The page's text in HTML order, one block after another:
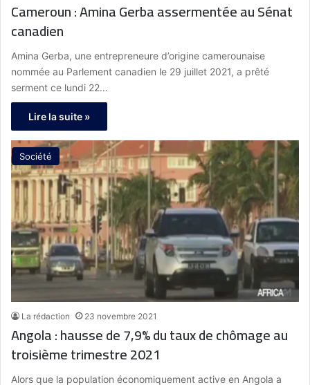
Cameroun : Amina Gerba assermentée au Sénat
canadien
Amina Gerba, une entrepreneure d’origine camerounaise
nommée au Parlement canadien le 29 juillet 2021, a prêté
serment ce lundi 22…
Lire la suite »
Société
La rédaction 23 novembre 2021
Angola : hausse de 7,9% du taux de chômage au
troisième trimestre 2021
Alors que la population économiquement active en Angola a